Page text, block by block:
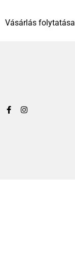
Vásárlás folytatása